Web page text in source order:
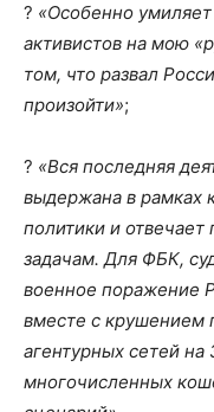
? «Особенно
активистов на мою
том, что развал
произойти»;
? «Вся последняя
выдержана в рамках
политики и
задачам. Для ФБК,
военное поражение
вместе с крушением
агентурных сетей
многочисленных